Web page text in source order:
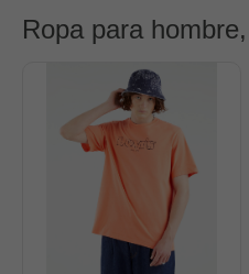
Calzado
Gabardina invierno hombre
Gabardina verano hombre
Pana mujer
Ropa interior
Ropa para